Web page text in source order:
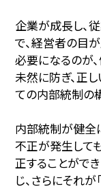
企業が成長し、
で、経営者の目
必要になるのが
未然に防ぎ、正
ての内部統制の
内部統制が健全
不正が発生して
正することができ
じ、さらにそれ